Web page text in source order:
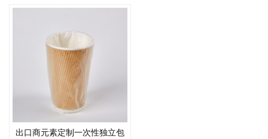
出口商元素定制一次性独立包